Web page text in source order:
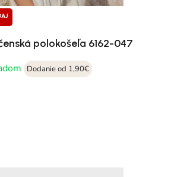
polokošeľa 6162-047
Dodanie od 1,90€